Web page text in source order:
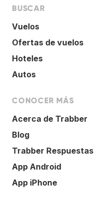
BUSCAR
Vuelos
Ofertas de vuelos
Hoteles
Autos
CONOCER MÁS
Acerca de Trabber
Blog
Trabber Respuestas
App Android
App iPhone